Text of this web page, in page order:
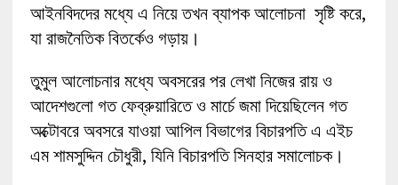
আইনবিদদের মধ্যে এ নিয়ে তখন ব্যাপক আলোচনা সৃষ্টি করে,
যা রাজনৈতিক বিতর্কেও গড়ায়।
তুমুল আলোচনার মধ্যে অবসরের পর লেখা নিজের রায় ও
আদেশগুলো গত ফেব্রুয়ারিতে ও মার্চে জমা দিয়েছিলেন গত
অক্টোবরে অবসরে যাওয়া আপিল বিভাগের বিচারপতি এ এইচ
এম শামসুদ্দিন চৌধুরী, যিনি বিচারপতি সিনহার সমালোচক।